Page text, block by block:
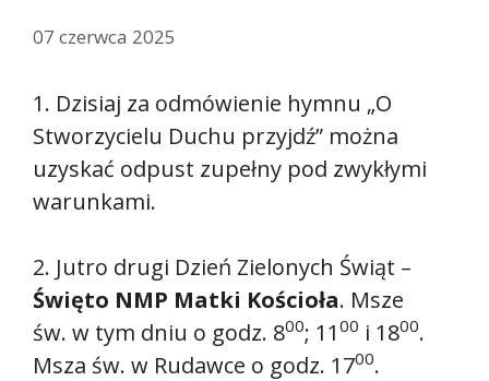
07 czerwca 2025
1. Dzisiaj za odmówienie hymnu „O
Stworzycielu Duchu przyjdź” można
uzyskać odpust zupełny pod zwykłymi
warunkami.
2. Jutro drugi Dzień Zielonych Świąt –
Święto NMP Matki Kościoła. Msze
św. w tym dniu o godz. 800; 11 00 i 1800.
Msza św. w Rudawce o godz. 1700.